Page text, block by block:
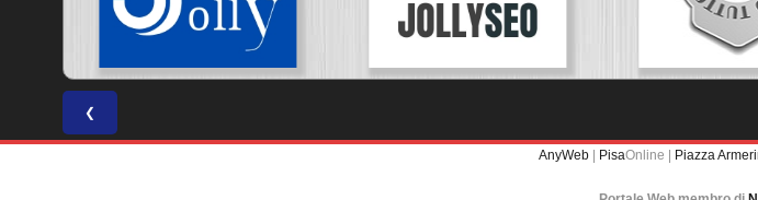
❮
AnyWeb | PisaOnline | Piazza